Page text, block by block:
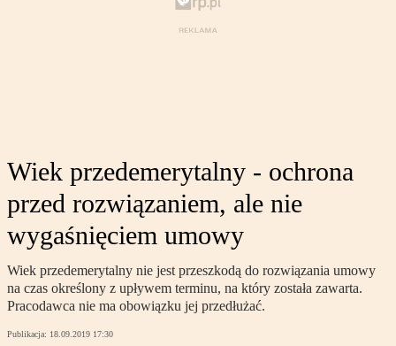
Wiek przedemerytalny - ochrona
przed rozwiązaniem, ale nie
wygaśnięciem umowy
Wiek przedemerytalny nie jest przeszkodą do rozwiązania umowy
na czas określony z upływem terminu, na który została zawarta.
Pracodawca nie ma obowiązku jej przedłużać.
Publikacja: 18.09.2019 17:30